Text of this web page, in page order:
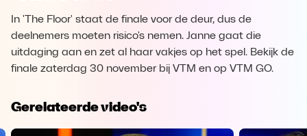
In 'The Floor' staat de finale voor de deur, dus de
deelnemers moeten risico's nemen. Janne gaat die
uitdaging aan en zet al haar vakjes op het spel. Bekijk de
finale zaterdag 30 november bij VTM en op VTM GO.
Gerelateerde video's